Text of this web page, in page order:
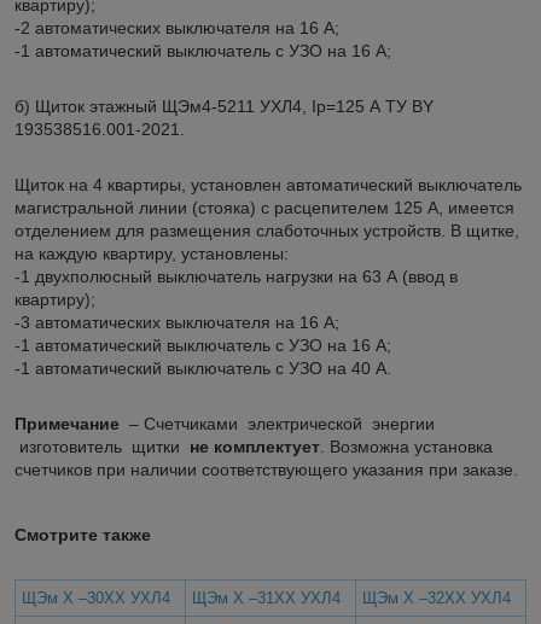
квартиру);
-2 автоматических выключателя на 16 А;
-1 автоматический выключатель с УЗО на 16 А;
б) Щиток этажный ЩЭм4-5211 УХЛ4, Ip=125 А ТУ BY
193538516.001-2021.
Щиток на 4 квартиры, установлен автоматический выключатель
магистральной линии (стояка) с расцепителем 125 А, имеется
отделением для размещения слаботочных устройств. В щитке,
на каждую квартиру, установлены:
-1 двухполюсный выключатель нагрузки на 63 А (ввод в
квартиру);
-3 автоматических выключателя на 16 А;
-1 автоматический выключатель с УЗО на 16 А;
-1 автоматический выключатель с УЗО на 40 А.
Примечание – Счетчиками электрической энергии
изготовитель щитки не комплектует. Возможна установка
счетчиков при наличии соответствующего указания при заказе.
Смотрите также
ЩЭм Х –30ХХ УХЛ4 ЩЭм Х –31ХХ УХЛ4
ЩЭм Х –32ХХ УХЛ4